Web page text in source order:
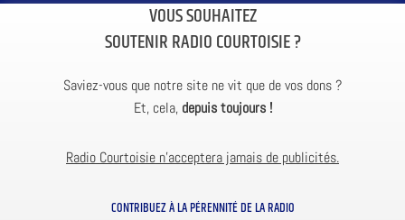
VOUS SOUHAITEZ
SOUTENIR RADIO COURTOISIE ?
Saviez-vous que notre site ne vit que de vos dons ?
Et, cela, depuis toujours !
Radio Courtoisie n’acceptera jamais de publicités.
CONTRIBUEZ À LA PÉRENNITÉ DE LA RADIO